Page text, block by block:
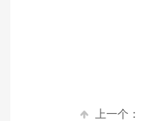
上一个：